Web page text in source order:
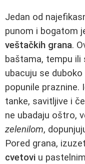
Jedan od
punom i bogatom
veštačkih grana.
baštama, tempu ili
ubacuju se
popunile praznine.
tanke, savitljive i
ne ubadaju oštro,
zelenilom,
Pored grana,
cvetovi u